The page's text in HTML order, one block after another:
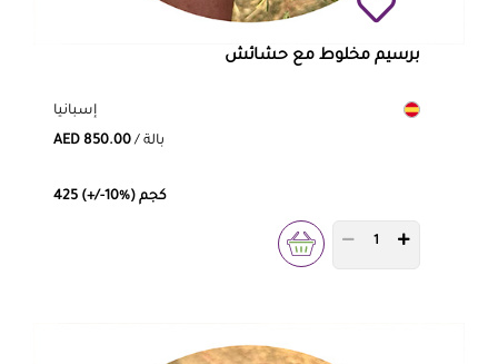
برسيم مخلوط مع حشائش
إسبانيا
AED 850.00
/ بالة
425 (+/-10%) كجم
PRODUCT QUANTITY